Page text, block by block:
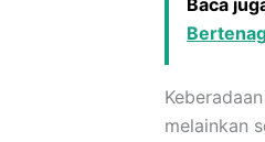
Baca
melainkan